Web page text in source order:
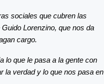
sociales que cubren las
Lorenzino, que nos da
cargo.
lo que le pasa a la gente con
la verdad y lo que nos pasa en